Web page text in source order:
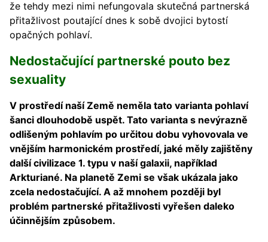
že tehdy mezi nimi nefungovala skutečná partnerská
přitažlivost poutající dnes k sobě dvojici bytostí
opačných pohlaví.
Nedostačující partnerské pouto bez
sexuality
V prostředí naší Země neměla tato varianta pohlaví
šanci dlouhodobě uspět. Tato varianta s nevýrazně
odlišeným pohlavím po určitou dobu vyhovovala ve
vnějším harmonickém prostředí, jaké měly zajištěny
další civilizace 1. typu v naší galaxii, například
Arkturiané. Na planetě Zemi se však ukázala jako
zcela nedostačující. A až mnohem později byl
problém partnerské přitažlivosti vyřešen daleko
účinnějším způsobem.